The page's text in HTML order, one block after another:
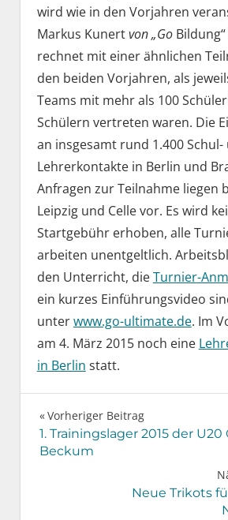
wird wie in den Vorjahren
Markus Kunertvon „Go
rechnet mit einer ähnlichen
den beiden Vorjahren, als
Teams mit mehr als 100
Schülern vertreten waren. Die
an insgesamt rund 1.400 Schul-
Lehrerkontakte in Berlin und
Anfragen zur Teilnahme liegen
Leipzig und Celle vor. Es wird
Startgebühr erhoben, alle
arbeiten unentgeltlich.
den Unterricht, dieTurnier-
ein kurzes Einführungsvideo
unterwww.go-ultimate.de. Im
am 4. März 2015 noch eine
in Berlin statt.
Vorheriger Beitrag
1. Trainingslager 2015 der
Beckum
Neue Trikots